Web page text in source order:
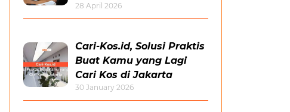
28 April 2026
Cari-Kos.id, Solusi Praktis
Buat Kamu yang Lagi
Cari Kos di Jakarta
30 January 2026